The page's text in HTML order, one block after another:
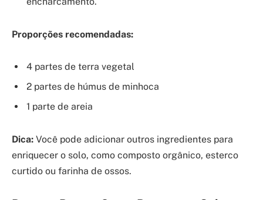
Proporções recomendadas:
4 partes de terra vegetal
2 partes de húmus de minhoca
1 parte de areia
Dica: Você pode adicionar outros ingredientes para
enriquecer o solo, como composto orgânico, esterco
curtido ou farinha de ossos.